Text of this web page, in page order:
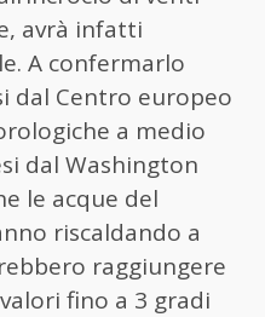
avrà infatti
A confermarlo
dal Centro europeo
a medio
dal Washington
le acque del
riscaldando a
raggiungere
fino a 3 gradi